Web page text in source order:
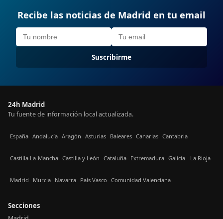
Recibe las noticias de Madrid en tu email
Suscribirme
24h Madrid
Tu fuente de información local actualizada.
España Andalucía Aragón Asturias Baleares Canarias Cantabria
Castilla La-Mancha Castilla y León Cataluña Extremadura Galicia La Rioja
Madrid Murcia Navarra País Vasco Comunidad Valenciana
Secciones